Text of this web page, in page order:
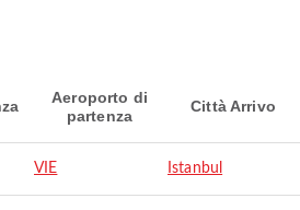
Aeroporto di
partenza
Città Arrivo
VIE Istanbul